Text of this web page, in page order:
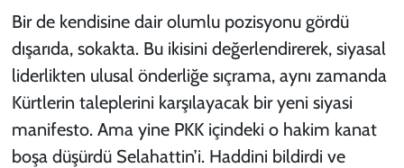
Bir de kendisine dair olumlu pozisyonu gördü
dışarıda, sokakta. Bu ikisini değerlendirerek, siyasal
liderlikten ulusal önderliğe sıçrama, aynı zamanda
Kürtlerin taleplerini karşılayacak bir yeni siyasi
manifesto. Ama yine PKK içindeki o hakim kanat
boşa düşürdü Selahattin’i. Haddini bildirdi ve